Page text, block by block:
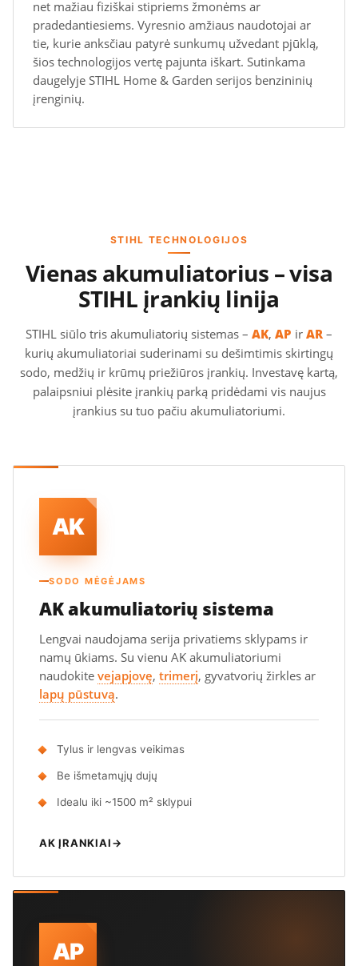
net mažiau fiziškai stipriems žmonėms ar
pradedantiesiems. Vyresnio amžiaus naudotojai ar
tie, kurie anksčiau patyrė sunkumų užvedant pjūklą,
šios technologijos vertę pajunta iškart. Sutinkama
daugelyje STIHL Home & Garden serijos benzininių
įrenginių.
STIHL TECHNOLOGIJOS
Vienas akumuliatorius – visa
STIHL įrankių linija
STIHL siūlo tris akumuliatorių sistemas – AK,AP ir AR –
kurių akumuliatoriai suderinami su dešimtimis skirtingų
sodo, medžių ir krūmų priežiūros įrankių. Investavę kartą,
palaipsniui plėsite įrankių parką pridėdami vis naujus
įrankius su tuo pačiu akumuliatoriumi.
AK
SODO MĖGĖJAMS
AK akumuliatorių sistema
Lengvai naudojama serija privatiems sklypams ir
namų ūkiams. Su vienu AK akumuliatoriumi
naudokite vejapjovę, trimerį, gyvatvorių žirkles ar
lapų pūstuvą.
Tylus ir lengvas veikimas
Be išmetamųjų dujų
Idealu iki ~1500 m² sklypui
AK ĮRANKIAI→
AP